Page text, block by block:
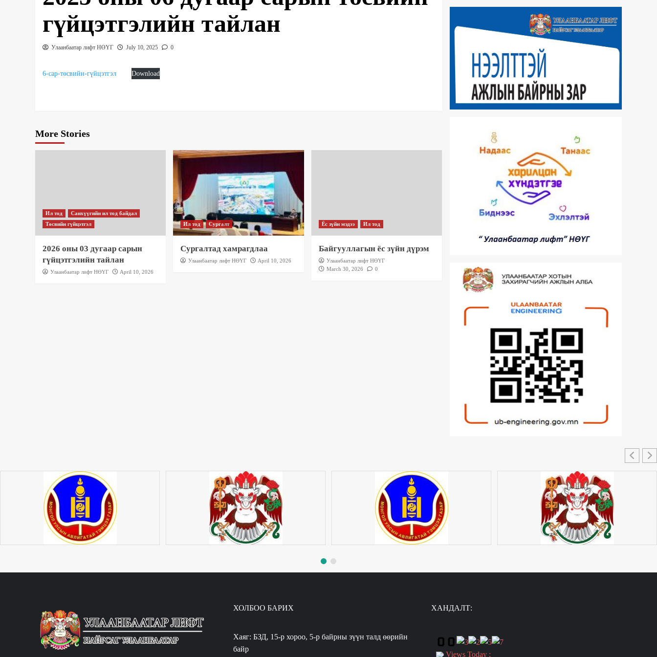
гүйцэтгэлийн тайлан
Улаанбаатар лифт НӨҮГ July 10, 2025 0
6-сар-төсвийн-гүйцэтгэл Download
More Stories
Ил тод
Санхүүгийн ил тод байдал
Төсвийн гүйцэтгэл
2026 оны 03 дугаар сарын
гүйцэтгэлийн тайлан
Улаанбаатар лифт НӨҮГ April 10, 2026
Ил тод Сургалт
Сургалтад хамрагдлаа
Улаанбаатар лифт НӨҮГ April 10, 2026
Ёс зүйн мэдээ Ил тод
Байгууллагын ёс зүйн дүрэм
Улаанбаатар лифт НӨҮГ
March 30, 2026
0
ХОЛБОО БАРИХ
Хаяг: БЗД, 15-р хороо, 5-р байрны зүүн талд өөрийн
байр
ХАНДАЛТ:
Views Today :